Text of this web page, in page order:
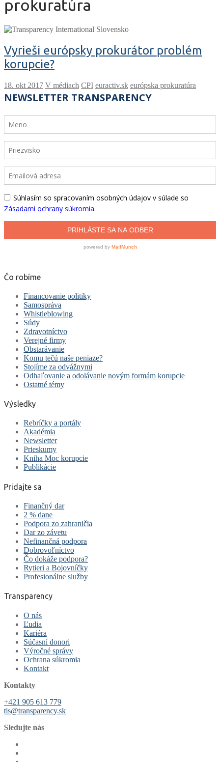
prokuratúra
Vyrieši európsky prokurátor problém
korupcie?
V médiach CPI euractiv.sk európska prokuratúra
Čo robíme
Financovanie politiky
Samospráva
Whistleblowing
Súdy
Zdravotníctvo
Verejné firmy
Obstarávanie
Komu tečú naše peniaze?
Stojíme za odvážnymi
Odhaľovanie a odolávanie novým formám korupcie
Ostatné témy
Výsledky
Rebríčky a portály
Akadémia
Newsletter
Prieskumy
Kniha Moc korupcie
Publikácie
Pridajte sa
Finančný dar
2 % dane
Podpora zo zahraničia
Dar zo závetu
Nefinančná podpora
Dobrovoľníctvo
Čo dokáže podpora?
Rytieri a Bojovníčky
Profesionálne služby
Transparency
O nás
Ľudia
Kariéra
Súčasní donori
Výročné správy
Ochrana súkromia
Kontakt
Kontakty
+421 905 613 779
tis@transparency.sk
Sledujte nás